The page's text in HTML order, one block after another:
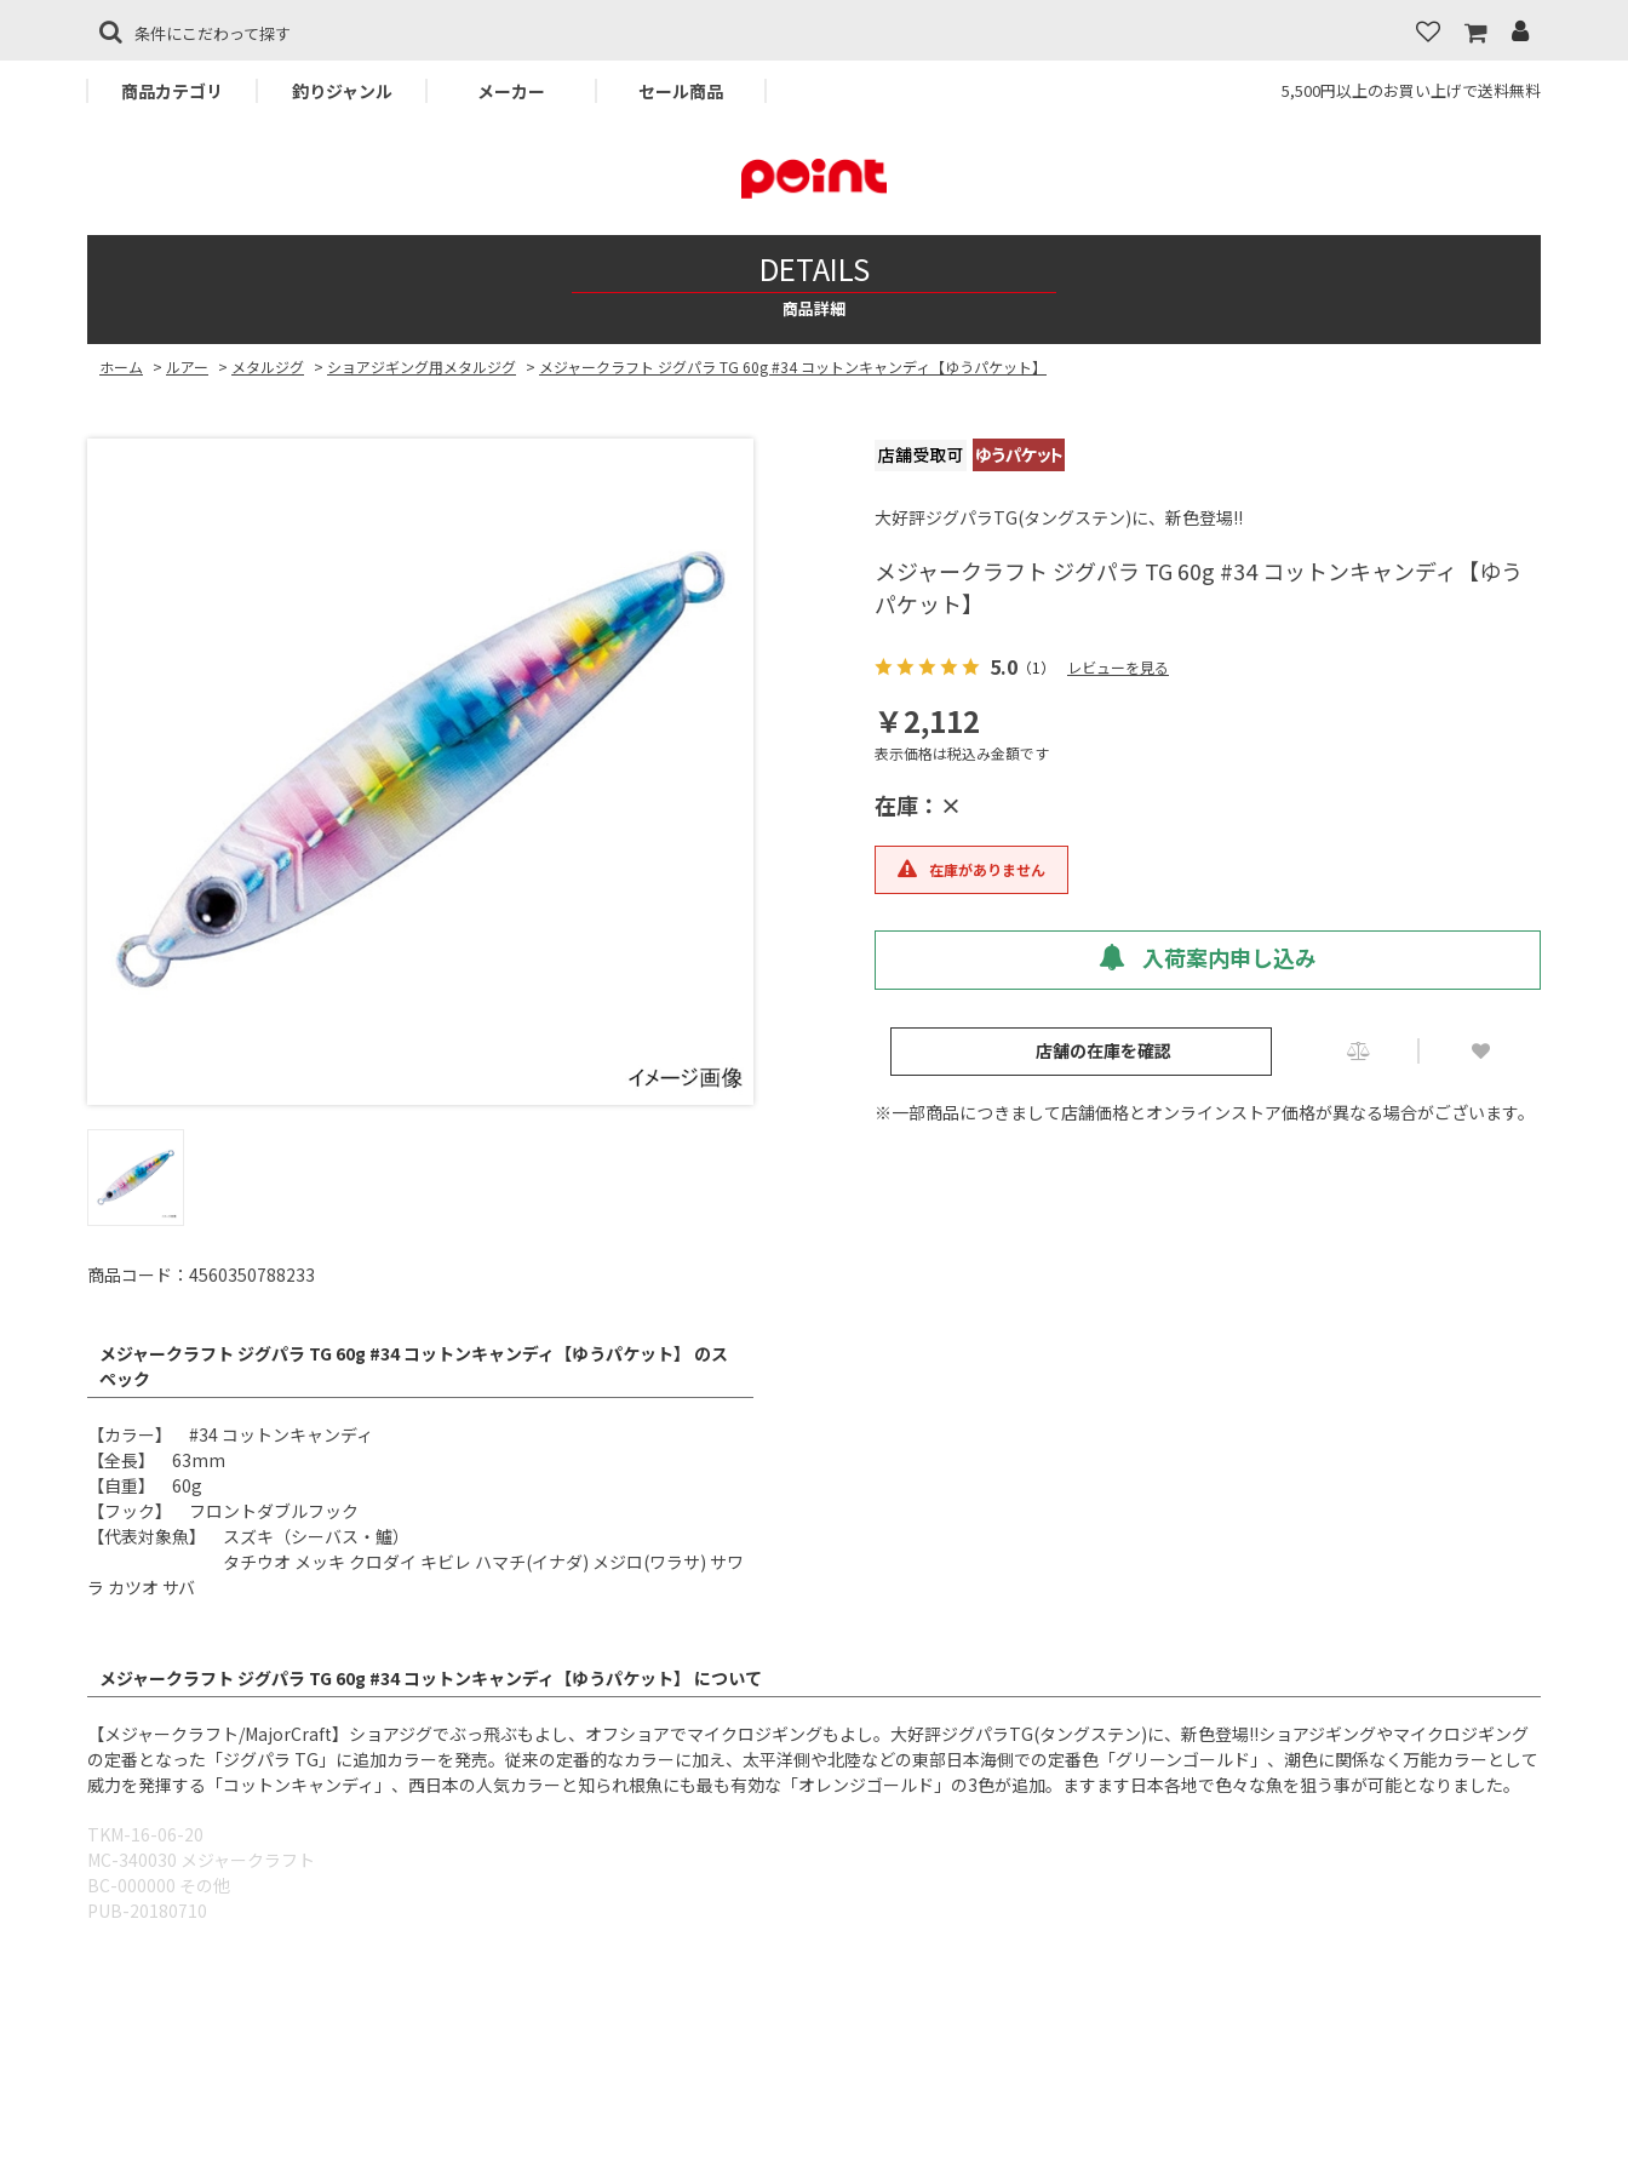
条件にこだわって探す
商品カテゴリ 釣りジャンル メーカー セール商品 5,500円以上のお買い上げで送料無料
DETAILS
商品詳細
ホーム > ルアー > メタルジグ > ショアジギング用メタルジグ > メジャークラフト ジグパラ TG 60g #34 コットンキャンディ【ゆうパケット】
商品コード：4560350788233
メジャークラフト ジグパラ TG 60g #34 コットンキャンディ【ゆうパケット】 のス
ペック
【カラー】 #34 コットンキャンディ
【全長】 63mm
【自重】 60g
【フック】 フロントダブルフック
【代表対象魚】 スズキ（シーバス・鱸）
タチウオ メッキ クロダイ キビレ ハマチ(イナダ) メジロ(ワラサ) サワ
ラ カツオ サバ
大好評ジグパラTG(タングステン)に、新色登場!!
メジャークラフト ジグパラ TG 60g #34 コットンキャンディ【ゆう
パケット】
5.0 （1） レビューを見る
￥2,112
表示価格は税込み金額です
在庫：×
在庫がありません
入荷案内申し込み
店舗の在庫を確認
※一部商品につきまして店舗価格とオンラインストア価格が異なる場合がございます。
メジャークラフト ジグパラ TG 60g #34 コットンキャンディ【ゆうパケット】 について
【メジャークラフト/MajorCraft】ショアジグでぶっ飛ぶもよし、オフショアでマイクロジギングもよし。大好評ジグパラTG(タングステン)に、新色登場!!ショアジギングやマイクロジギング
の定番となった「ジグパラ TG」に追加カラーを発売。従来の定番的なカラーに加え、太平洋側や北陸などの東部日本海側での定番色「グリーンゴールド」、潮色に関係なく万能カラーとして
威力を発揮する「コットンキャンディ」、西日本の人気カラーと知られ根魚にも最も有効な「オレンジゴールド」の3色が追加。ますます日本各地で色々な魚を狙う事が可能となりました。
TKM-16-06-20
MC-340030 メジャークラフト
BC-000000 その他
PUB-20180710